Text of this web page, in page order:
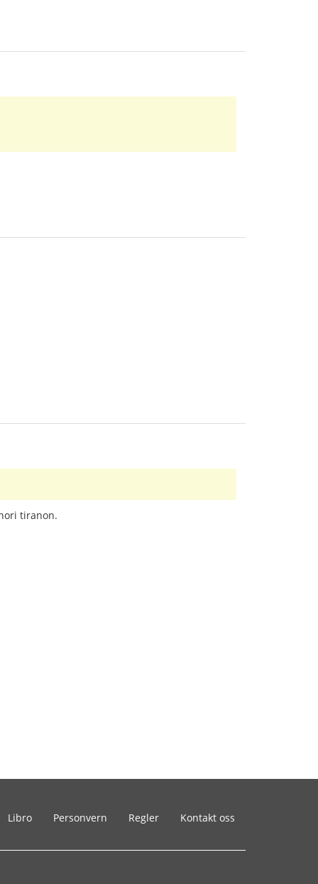
tiranon.
Libro Personvern Regler Kontakt oss